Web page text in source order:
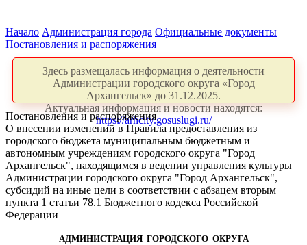
Начало Администрация города Официальные документы
Постановления и распоряжения
Здесь размещалась информация о деятельности
Администрации городского округа «Город
Архангельск» до 31.12.2025.
Актуальная информация и новости находятся:
https://arhcity.gosuslugi.ru/
Постановления и распоряжения
О внесении изменений в Правила предоставления из
городского бюджета муниципальным бюджетным и
автономным учреждениям городского округа "Город
Архангельск", находящимся в ведении управления культуры
Администрации городского округа "Город Архангельск",
субсидий на иные цели в соответствии с абзацем вторым
пункта 1 статьи 78.1 Бюджетного кодекса Российской
Федерации
АДМИНИСТРАЦИЯ ГОРОДСКОГО ОКРУГА